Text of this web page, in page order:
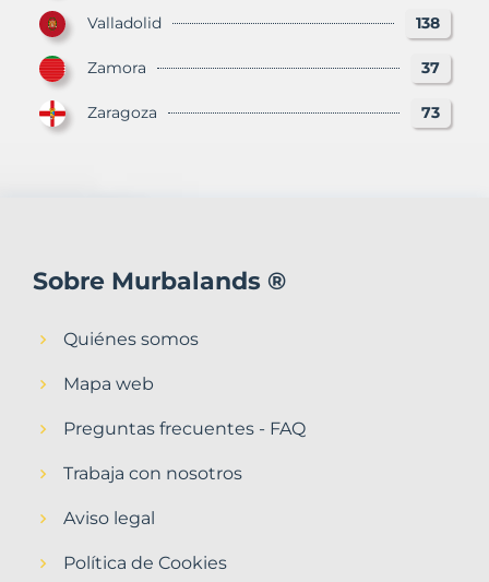
Valladolid 138
Zamora 37
Zaragoza 73
Sobre Murbalands ®
Quiénes somos
Mapa web
Preguntas frecuentes - FAQ
Trabaja con nosotros
Aviso legal
Política de Cookies